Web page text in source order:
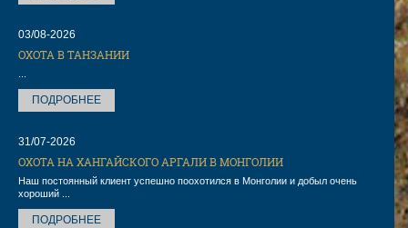
03/08-2026
ОХОТА В ТАНЗАНИИ
ПОДРОБНЕЕ
31/07-2026
ОХОТА НА ХАНГАЙСКОГО АРГАЛИ В МОНГОЛИИ
Наш постоянный клиент успешно поохотился в Монголии и добыл очень
хороший ...
ПОДРОБНЕЕ